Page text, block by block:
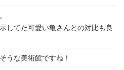
してた可愛い亀さんとの対比も良
うな美術館ですね！